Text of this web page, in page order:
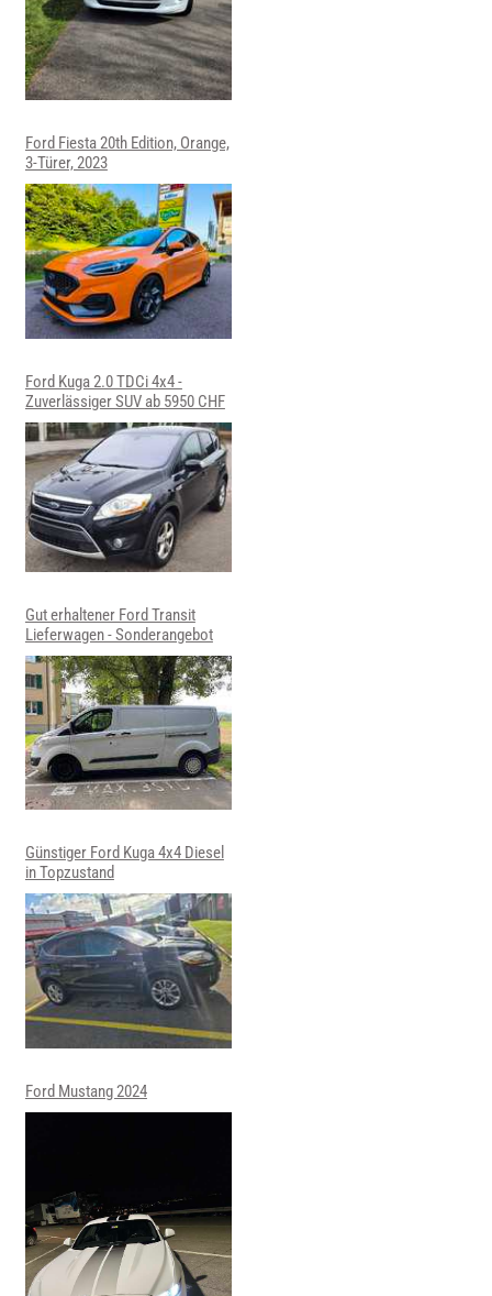
Ford Fiesta 20th Edition, Orange,
3-Türer, 2023
Ford Kuga 2.0 TDCi 4x4 -
Zuverlässiger SUV ab 5950 CHF
Gut erhaltener Ford Transit
Lieferwagen - Sonderangebot
Günstiger Ford Kuga 4x4 Diesel
in Topzustand
Ford Mustang 2024